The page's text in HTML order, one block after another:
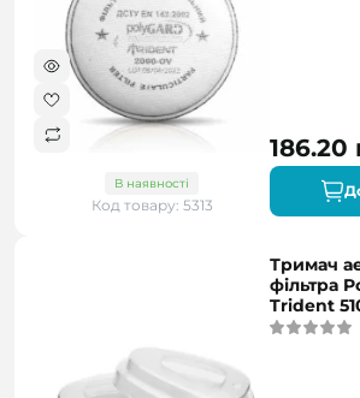
В наявності
Код товару: 5313
186.20
Тримач
фільтра
Trident